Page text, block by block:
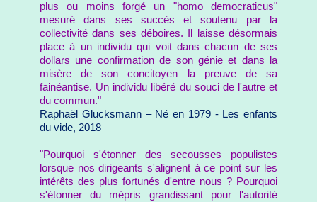
plus ou moins forgé un "homo democraticus"
mesuré dans ses succès et soutenu par la
collectivité dans ses déboires. Il laisse désormais
place à un individu qui voit dans chacun de ses
dollars une confirmation de son génie et dans la
misère de son concitoyen la preuve de sa
fainéantise. Un individu libéré du souci de l'autre et
du commun."
Raphaël Glucksmann – Né en 1979 - Les enfants
du vide, 2018
"Pourquoi s'étonner des secousses populistes
lorsque nos dirigeants s'alignent à ce point sur les
intérêts des plus fortunés d'entre nous ? Pourquoi
s'étonner du mépris grandissant pour l'autorité